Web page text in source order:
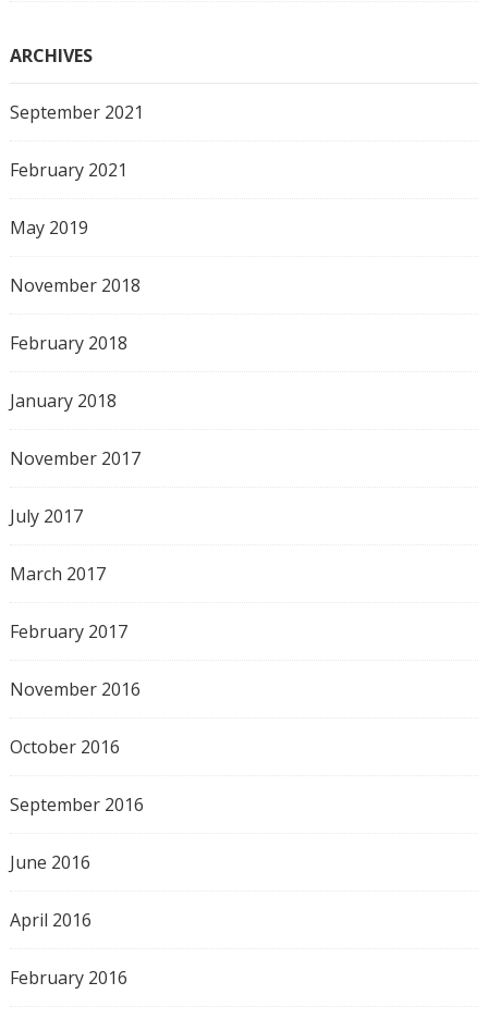
ARCHIVES
September 2021
February 2021
May 2019
November 2018
February 2018
January 2018
November 2017
July 2017
March 2017
February 2017
November 2016
October 2016
September 2016
June 2016
April 2016
February 2016